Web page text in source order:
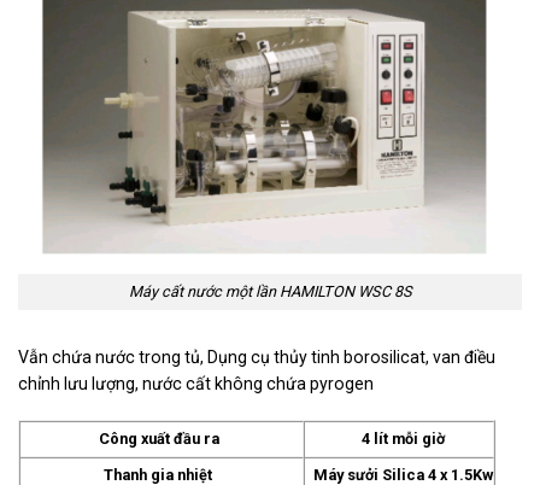
Máy cất nước một lần HAMILTON WSC 8S
Vẫn chứa nước trong tủ, Dụng cụ thủy tinh borosilicat, van điều
chỉnh lưu lượng, nước cất không chứa pyrogen
Công xuất đầu ra
4 lít mỗi giờ
Thanh gia nhiệt
Máy sưởi Silica 4 x 1.5Kw